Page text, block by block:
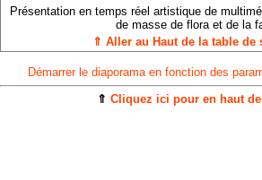
Présentation en temps réel artistique de
de masse de flora et de la
⇑ Aller au Haut de la table de
Démarrer le diaporama en fonction des
⇑ Cliquez ici pour en haut